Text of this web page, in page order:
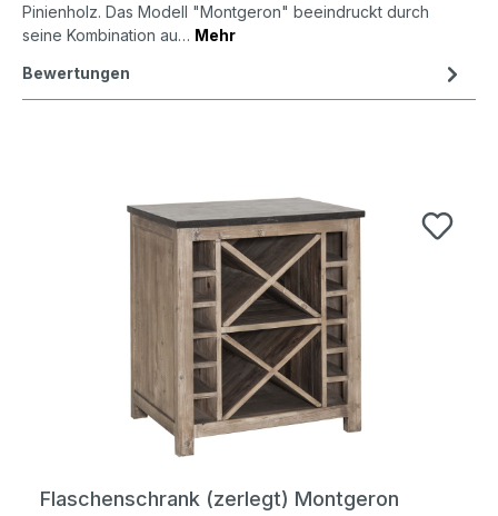
Pinienholz. Das Modell "Montgeron" beeindruckt durch
seine Kombination au… Mehr
Bewertungen
Flaschenschrank (zerlegt) Montgeron